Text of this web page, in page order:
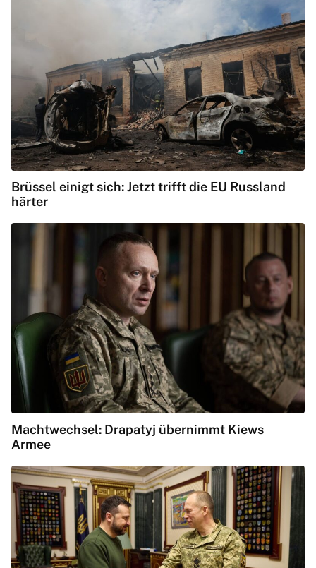
Brüssel einigt sich: Jetzt trifft die EU Russland
härter
Machtwechsel: Drapatyj übernimmt Kiews
Armee